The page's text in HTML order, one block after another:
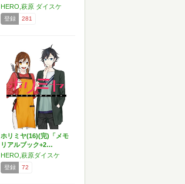
HERO,萩原 ダイスケ
登録 281
ホリミヤ(16)(完)「メモ
リアルブック+2…
HERO,萩原ダイスケ
登録 72